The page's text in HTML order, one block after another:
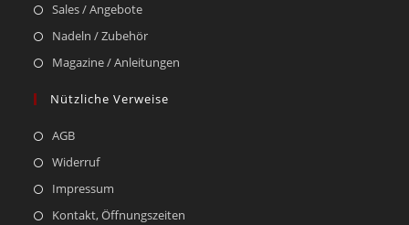
Sales / Angebote
Nadeln / Zubehör
Magazine / Anleitungen
Nützliche Verweise
AGB
Widerruf
Impressum
Kontakt, Öffnungszeiten